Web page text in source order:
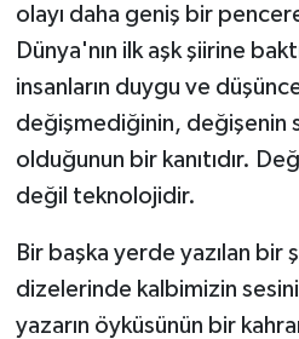
olayı daha geniş bir
Dünya'nın ilk aşk şiirine
insanların duygu ve
değişmediğinin, değişenin
olduğunun bir kanıtıdır.
değil teknolojidir.
Bir başka yerde yazılan bir
dizelerinde kalbimizin
yazarın öyküsünün bir